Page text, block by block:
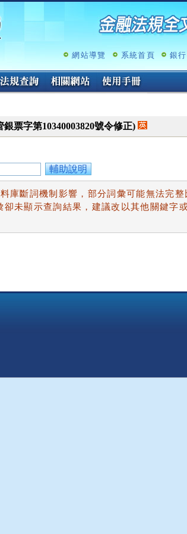
跳
容
網站導覽 系統首頁 銀
銀票字第10340003820號令修正)
輔助說明
庫斷詞機制影響，部分詞彙可能無法完整
卻未顯示查詢結果，建議改以其他關鍵字